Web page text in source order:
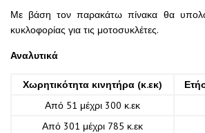
Με βάση τον παρακάτω πίνακα θα
κυκλοφορίας για τις μοτοσυκλέτες.
Αναλυτικά
Χωρητικότητα κινητήρα (κ.εκ)
Από 51 μέχρι 300 κ.εκ
Από 301 μέχρι 785 κ.εκ